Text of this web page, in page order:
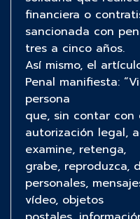
financiera o
sancionada con
tres a cinco años.
Así mismo, el
Penal manifiesta:
persona
que, sin contar
autorización legal,
examine, retenga,
grabe, reproduzca,
personales,
vídeo, objetos